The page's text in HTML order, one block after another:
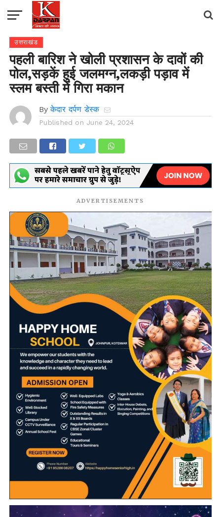
उत्तराखंड
पहली बारिश ने खोली प्रशासन के दावों की
पोल,सड़कें हुई जलमग्न,लकड़ी पड़ाव में
स्लम बस्ती में गिरा मकान
By केदार दर्पण डेस्क
Published on June 24, 2024
ADVERTISEMENTS